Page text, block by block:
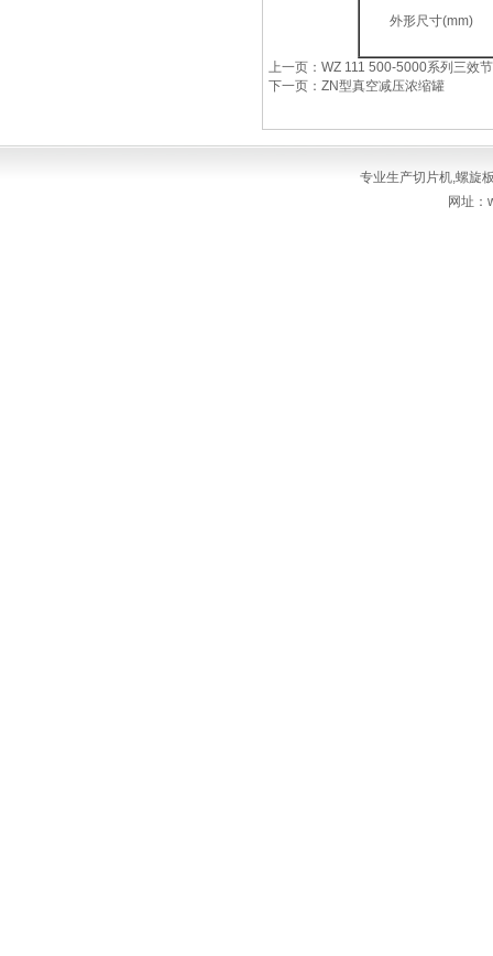
外形尺寸(mm)
上一页：WZ 111 500-5000系列三效
下一页：ZN型真空减压浓缩罐
专业生产切片机,螺旋
网址